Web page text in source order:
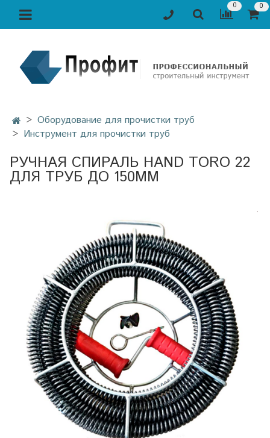
0 0
Оборудование для прочистки труб
Инструмент для прочистки труб
РУЧНАЯ СПИРАЛЬ HAND TORO 22
ДЛЯ ТРУБ ДО 150ММ